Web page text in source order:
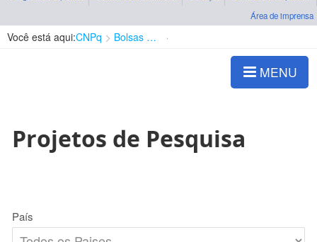
Área de imprensa
Você está aqui:CNPq Bolsas e Auxílios Vigentes
MENU
Projetos de Pesquisa
País